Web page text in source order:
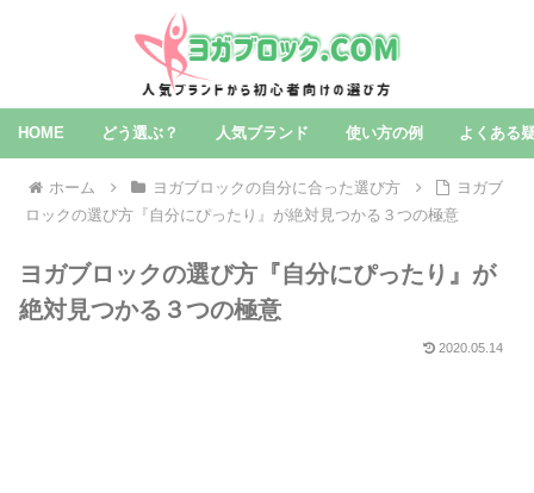
HOME どう選ぶ？ 人気ブランド 使い方の例 よくある
ホーム ヨガブロックの自分に合った選び方
ヨガブ
ロックの選び⽅『自分にぴったり』が絶対見つかる３つの極意
ヨガブロックの選び⽅『自分にぴったり』が
絶対見つかる３つの極意
2020.05.14